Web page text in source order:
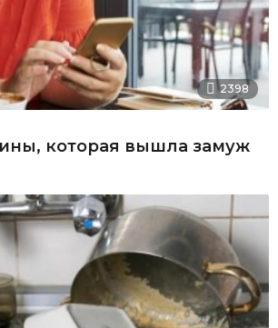
2398
которая вышла замуж